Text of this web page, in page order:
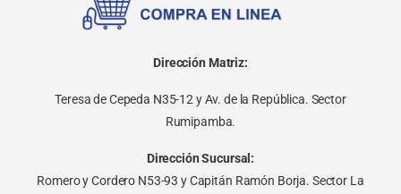
Dirección Matriz:
Teresa de Cepeda N35-12 y Av. de la República. Sector
Rumipamba.
Dirección Sucursal:
Romero y Cordero N53-93 y Capitán Ramón Borja. Sector La